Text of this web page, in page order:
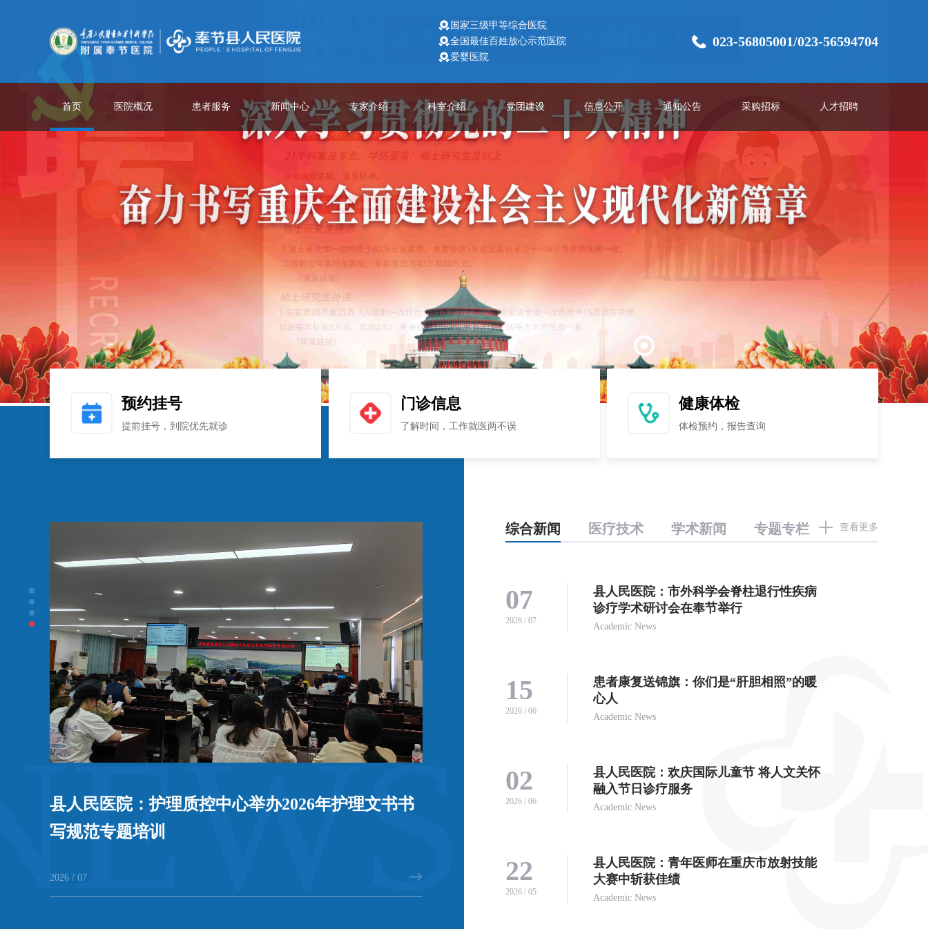
国家三级甲等综合医院
全国最佳百姓放心示范医院
爱婴医院
023-56805001/023-56594704
首页 医院概况 患者服务 新闻中心 专家介绍 科室介绍 党团建设 信息公开 通知公告 采购招标 人才招聘
点击查看详情
点击查看详情
预约挂号
提前挂号，到院优先就诊
门诊信息
了解时间，工作就医两不误
健康体检
体检预约，报告查询
县人民医院：护理质控中心举办2026年护理文书书
写规范专题培训
2026 / 07
综合新闻 医疗技术 学术新闻 专题专栏 查看更多
07
2026 / 07
县人民医院：市外科学会脊柱退行性疾病
诊疗学术研讨会在奉节举行
Academic News
15
2026 / 06
患者康复送锦旗：你们是“肝胆相照”的暖
心人
Academic News
02
2026 / 06
县人民医院：欢庆国际儿童节 将人文关怀
融入节日诊疗服务
Academic News
22
2026 / 05
县人民医院：青年医师在重庆市放射技能
大赛中斩获佳绩
Academic News